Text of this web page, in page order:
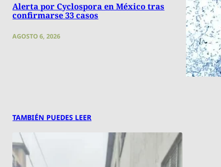
Alerta por Cyclospora en México tras
confirmarse 33 casos
AGOSTO 6, 2026
TAMBIÉN PUEDES LEER